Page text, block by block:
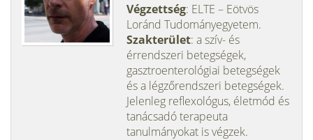
Végzettség: ELTE – Eötvös
Loránd Tudományegyetem.
Szakterület: a szív- és
érrendszeri betegségek,
gasztroenterológiai betegségek
és a légzőrendszeri betegségek.
Jelenleg reflexológus, életmód és
tanácsadó terapeuta
tanulmányokat is végzek.